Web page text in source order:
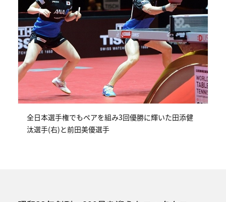
全日本選手権でもペアを組み3回優勝に輝いた田添健
汰選手(右)と前田美優選手